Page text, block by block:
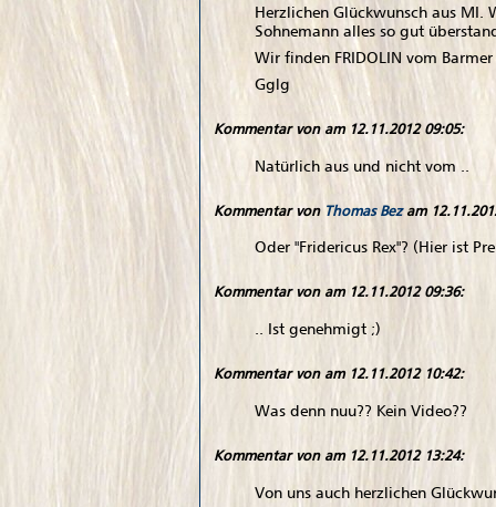
Herzlichen Glückwunsch aus MI.
Sohnemann alles so gut
Wir finden FRIDOLIN vom
Gglg
Kommentar von am 12.11.2012 09:05:
Natürlich aus und nicht vom ..
Kommentar von Thomas Bezam
Oder "Fridericus Rex"? (Hier ist
Kommentar von am 12.11.2012 09:36:
.. Ist genehmigt ;)
Kommentar von am 12.11.2012 10:42:
Was denn nuu?? Kein Video??
Kommentar von am 12.11.2012 13:24:
Von uns auch herzlichen